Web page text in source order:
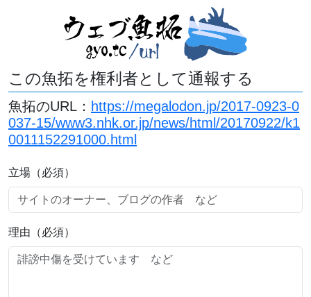
この魚拓を権利者として通報する
魚拓のURL： https://megalodon.jp/2017-0923-0
037-15/www3.nhk.or.jp/news/html/20170922/k1
0011152291000.html
立場（必須）
理由（必須）